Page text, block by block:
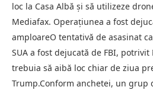
loc la Casa Albă și să utilizeze
Mediafax. Operațiunea a fost
amploareO tentativă de asasinat
SUA a fost dejucată de FBI,
trebuia să aibă loc chiar de ziua
Trump.Conform anchetei, un grup